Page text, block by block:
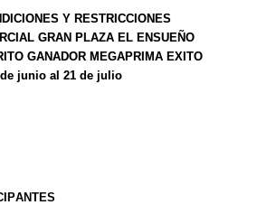
Y RESTRICCIONES
GRAN PLAZA EL ENSUEÑO
GANADOR MEGAPRIMA EXITO
junio al 21 de julio